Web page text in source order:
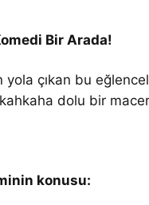
Bir Arada!
çıkan bu
dolu bir
konusu: